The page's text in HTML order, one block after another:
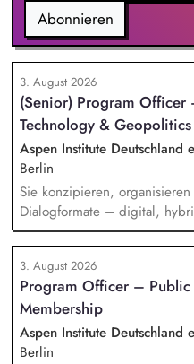
Abonnieren
3. August 2026
(Senior) Program Officer
Technology & Geopolitics
Aspen Institute Deutschland
Berlin
Sie konzipieren,
Dialogformate – digital,
identifizieren aktuelle
Handel, Technologie,
Sicherheit und bereiten
Hintergrundgespräche,
Diskussionen auf. Sie
Referent*innen sowie
Wirtschaft, Wissenschaft und
3. August 2026
Program Officer –
Membership
Aspen Institute Deutschland
Berlin